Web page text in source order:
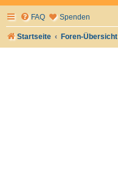
FAQ Spenden
Startseite Foren-Übersicht